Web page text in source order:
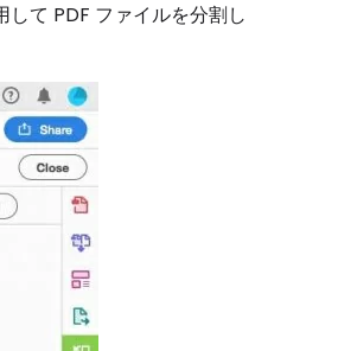
て PDF ファイルを分割し